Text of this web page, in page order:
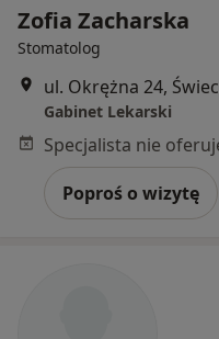
Zofia Zacharska
Stomatolog
ul. Okrężna 24,
Gabinet Lekarski
Poproś o wizytę